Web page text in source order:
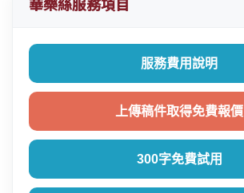
華樂絲服務項目
服務費用說明
上傳稿件取得免費報價
300字免費試用